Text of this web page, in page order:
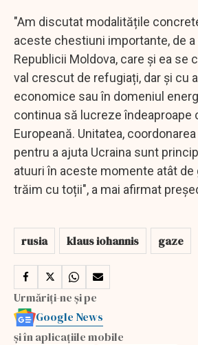
"Am discutat modalitățile
aceste chestiuni importante, de
Republicii Moldova, care și ea se
val crescut de refugiați, dar și cu
economice sau în domeniul
continua să lucreze îndeaproape
Europeană. Unitatea,
pentru a ajuta Ucraina sunt
atuuri în aceste momente atât de
trăim cu toții", a mai afirmat
rusia klaus iohannis gaze
Urmăriți-ne și pe
Google News
și în aplicațiile mobile